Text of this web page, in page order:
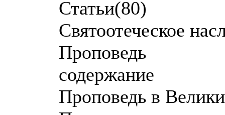
Статьи(80)
Святоотеческое
Проповедь
содержание
Проповедь в